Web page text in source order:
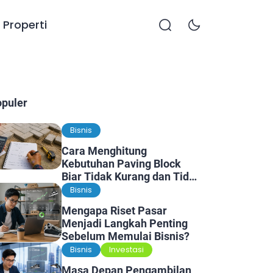
Properti
Bisnis
Cara Menghitung
Kebutuhan Paving Block
Biar Tidak Kurang dan Tidak
Kelebihan
Bisnis
Mengapa Riset Pasar
Menjadi Langkah Penting
Sebelum Memulai Bisnis?
Bisnis Investasi
Masa Depan Pengambilan